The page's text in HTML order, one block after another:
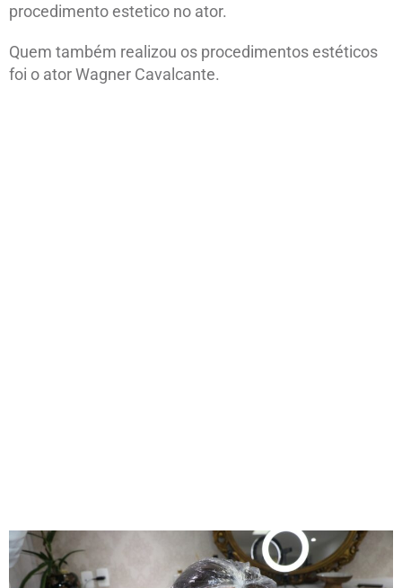
procedimento estetico no ator.
Quem também realizou os procedimentos estéticos
foi o ator Wagner Cavalcante.